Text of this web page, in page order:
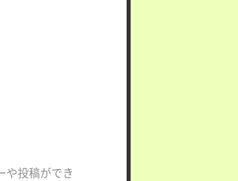
や投稿ができ